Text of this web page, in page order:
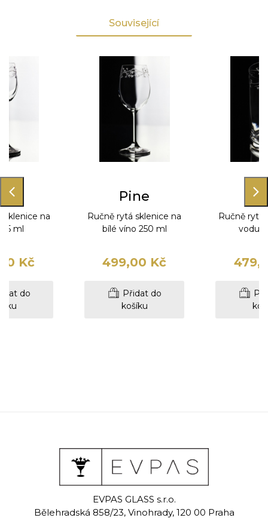
Související
sklenice na
ml
Kč
do
Pine
Ručně rytá sklenice na
bílé víno 250 ml
499,00 Kč
Přidat do
košíku
Ručně rytá
vodu
EVPAS GLASS s.r.o.
Bělehradská 858/23, Vinohrady, 120 00 Praha